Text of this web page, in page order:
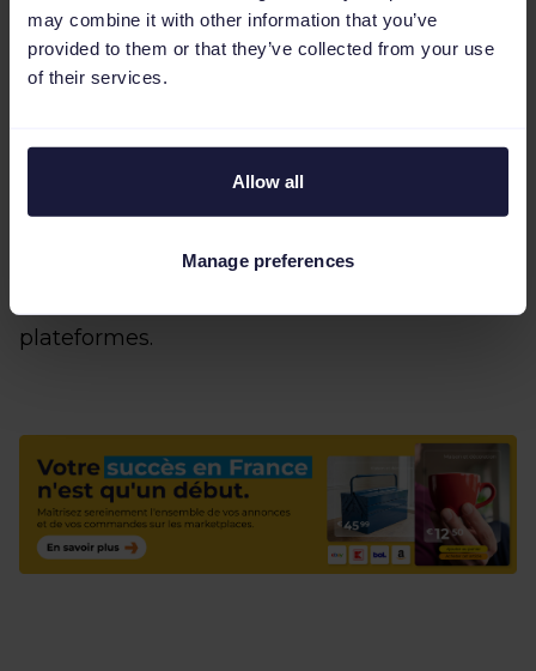
may combine it with other information that you’ve
provided to them or that they’ve collected from your use
of their services.
Allow all
Manage preferences
Leroy Merlin
Rakuten
Vendre sur les marketplaces en France offre
des opportunités intéressantes pour les
défis, en particulier en ce qui concerne la
plateformes.